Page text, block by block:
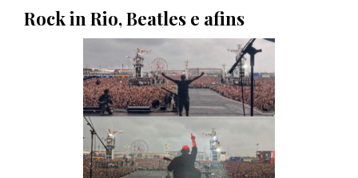
Rock in Rio, Beatles e afins